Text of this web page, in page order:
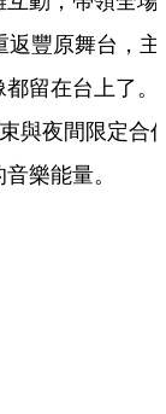
豐原舞台，主
留在台上了。
與夜間限定合
樂能量。